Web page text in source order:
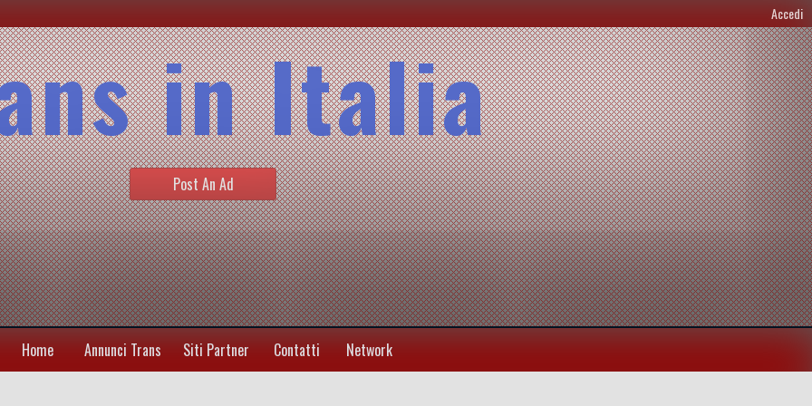
Accedi
in Italia
Post An Ad
Home Annunci Trans Siti Partner Contatti Network